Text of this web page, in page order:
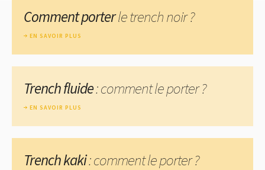
Comment porterle trench noir ?
EN SAVOIR PLUS
Trench fluide: comment le porter ?
EN SAVOIR PLUS
Trench kaki: comment le porter ?